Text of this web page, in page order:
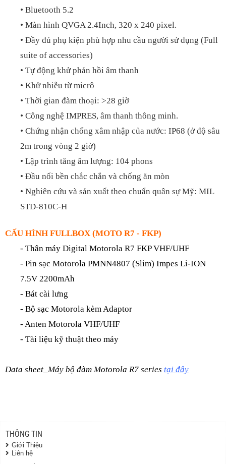
• Bluetooth 5.2
• Màn hình QVGA 2.4Inch, 320 x 240 pixel.
• Đầy đủ phụ kiện phù hợp nhu cầu người sử dụng (Full
suite of accessories)
• Tự động khử phản hồi âm thanh
• Khử nhiễu từ micrô
• Thời gian đàm thoại: >28 giờ
• Công nghệ IMPRES, âm thanh thông minh.
• Chứng nhận chống xâm nhập của nước: IP68 (ở độ sâu
2m trong vòng 2 giờ)
• Lập trình tăng âm lượng: 104 phons
• Ðầu nối bền chắc chắn và chống ăn mòn
• Nghiên cứu và sản xuất theo chuẩn quân sự Mỹ: MIL
STD-810C-H
CẤU HÌNH FULLBOX (MOTO R7 - FKP)
- Thân máy Digital Motorola R7 FKP VHF/UHF
- Pin sạc Motorola PMNN4807 (Slim) Impes Li-ION
7.5V 2200mAh
- Bát cài lưng
- Bộ sạc Motorola kèm Adaptor
- Anten Motorola VHF/UHF
- Tài liệu kỹ thuật theo máy
Data sheet_Máy bộ đàm Motorola R7 series tại đây
THÔNG TIN
Giới Thiệu
Liên hệ